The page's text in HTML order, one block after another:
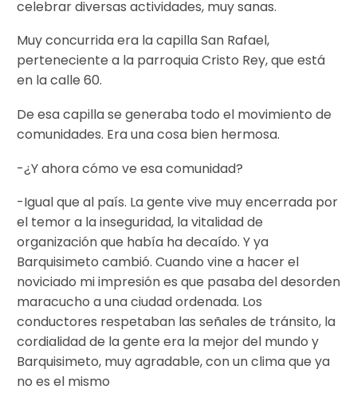
celebrar diversas actividades, muy sanas.
Muy concurrida era la capilla San Rafael,
perteneciente a la parroquia Cristo Rey, que está
en la calle 60.
De esa capilla se generaba todo el movimiento de
comunidades. Era una cosa bien hermosa.
-¿Y ahora cómo ve esa comunidad?
-Igual que al país. La gente vive muy encerrada por
el temor a la inseguridad, la vitalidad de
organización que había ha decaído. Y ya
Barquisimeto cambió. Cuando vine a hacer el
noviciado mi impresión es que pasaba del desorden
maracucho a una ciudad ordenada. Los
conductores respetaban las señales de tránsito, la
cordialidad de la gente era la mejor del mundo y
Barquisimeto, muy agradable, con un clima que ya
no es el mismo